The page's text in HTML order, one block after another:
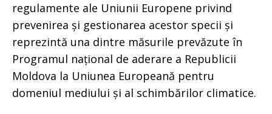
regulamente ale Uniunii Europene privind
prevenirea și gestionarea acestor specii și
reprezintă una dintre măsurile prevăzute în
Programul național de aderare a Republicii
Moldova la Uniunea Europeană pentru
domeniul mediului și al schimbărilor climatice.